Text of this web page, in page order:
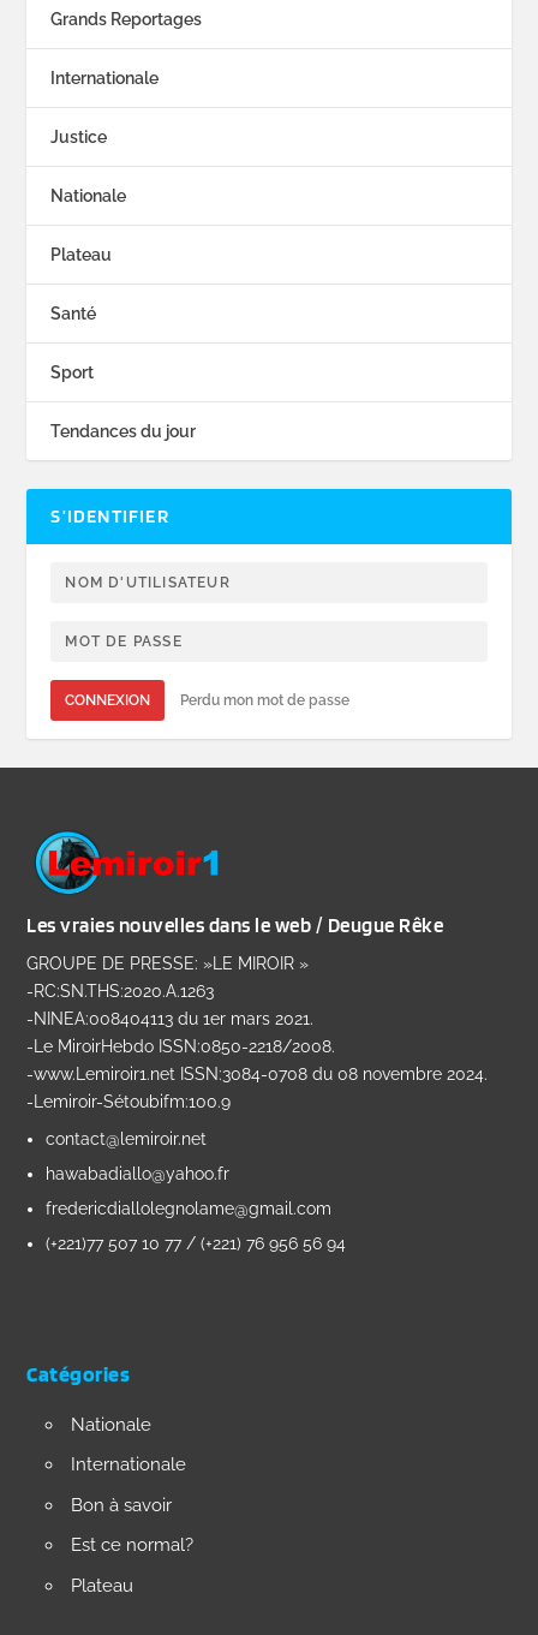
Grands Reportages
Internationale
Justice
Nationale
Plateau
Santé
Sport
Tendances du jour
S’IDENTIFIER
CONNEXION Perdu mon mot de passe
Les vraies nouvelles dans le web / Deugue Rêke
GROUPE DE PRESSE: »LE MIROIR »
-RC:SN.THS:2020.A.1263
-NINEA:008404113 du 1er mars 2021.
-Le MiroirHebdo ISSN:0850-2218/2008.
-www.Lemiroir1.net ISSN:3084-0708 du 08 novembre 2024.
-Lemiroir-Sétoubifm:100.9
contact@lemiroir.net
hawabadiallo@yahoo.fr
fredericdiallolegnolame@gmail.com
(+221)77 507 10 77 / (+221) 76 956 56 94
Catégories
Nationale
Internationale
Bon à savoir
Est ce normal?
Plateau